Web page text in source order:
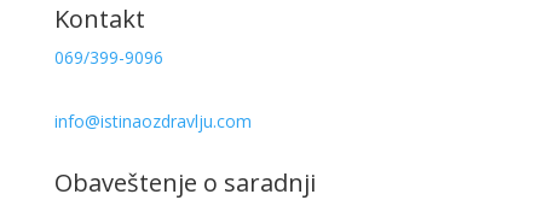
Kontakt
069/399-9096
info@istinaozdravlju.com
Obaveštenje o saradnji